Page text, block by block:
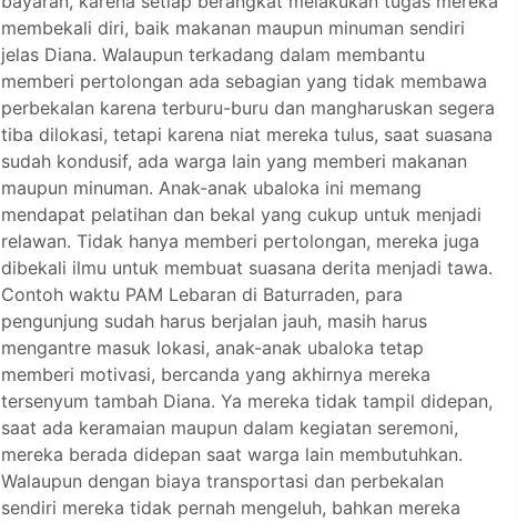
membekali diri, baik makanan maupun minuman sendiri
jelas Diana. Walaupun terkadang dalam membantu
memberi pertolongan ada sebagian yang tidak membawa
perbekalan karena terburu-buru dan mangharuskan segera
tiba dilokasi, tetapi karena niat mereka tulus, saat suasana
sudah kondusif, ada warga lain yang memberi makanan
maupun minuman. Anak-anak ubaloka ini memang
mendapat pelatihan dan bekal yang cukup untuk menjadi
relawan. Tidak hanya memberi pertolongan, mereka juga
dibekali ilmu untuk membuat suasana derita menjadi tawa.
Contoh waktu PAM Lebaran di Baturraden, para
pengunjung sudah harus berjalan jauh, masih harus
mengantre masuk lokasi, anak-anak ubaloka tetap
memberi motivasi, bercanda yang akhirnya mereka
tersenyum tambah Diana. Ya mereka tidak tampil didepan,
saat ada keramaian maupun dalam kegiatan seremoni,
mereka berada didepan saat warga lain membutuhkan.
Walaupun dengan biaya transportasi dan perbekalan
sendiri mereka tidak pernah mengeluh, bahkan mereka